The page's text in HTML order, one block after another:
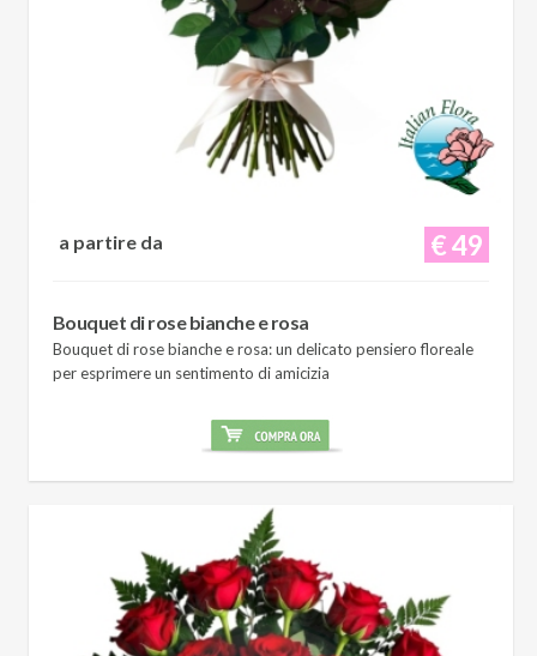
€ 49
a partire da
Bouquet di rose bianche e rosa
Bouquet di rose bianche e rosa: un delicato pensiero floreale
per esprimere un sentimento di amicizia